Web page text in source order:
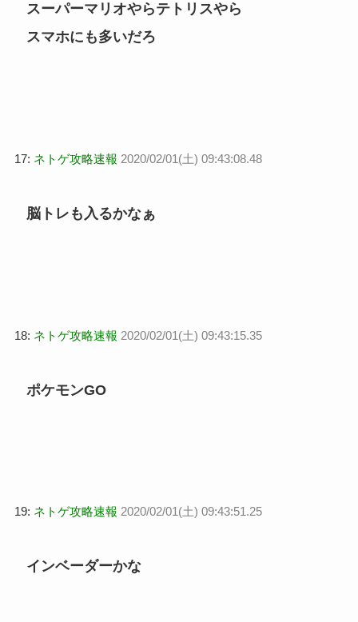
スーパーマリオやらテトリスやら
スマホにも多いだろ
17: ネトゲ攻略速報 2020/02/01(土) 09:43:08.48
脳トレも入るかなぁ
18: ネトゲ攻略速報 2020/02/01(土) 09:43:15.35
ポケモンGO
19: ネトゲ攻略速報 2020/02/01(土) 09:43:51.25
インベーダーかな